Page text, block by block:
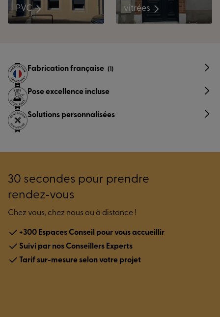
PVC
vitrées
Fabrication française (1)
Pose excellence incluse
Solutions personnalisées
30 secondes pour prendre
rendez‑vous
Chez vous, chez nous ou à distance !
+300 Espaces Conseil pour vous accueillir
Suivi par nos Conseillers Experts
Tarif sur-mesure selon votre projet